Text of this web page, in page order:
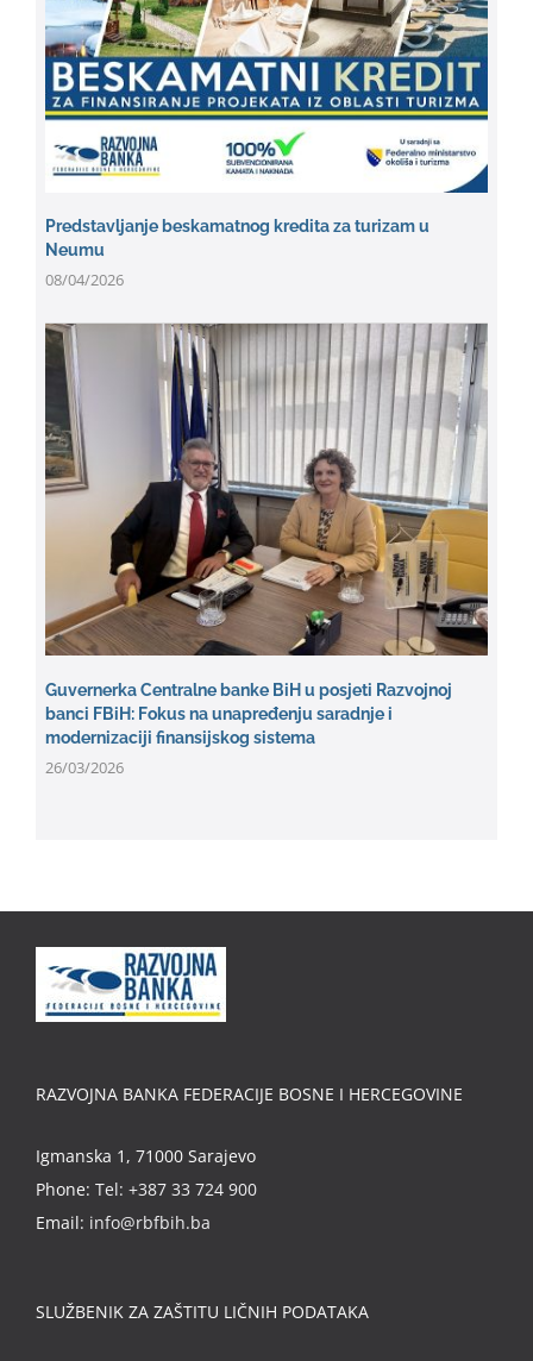
Predstavljanje beskamatnog kredita za turizam u
Neumu
08/04/2026
Guvernerka Centralne banke BiH u posjeti Razvojnoj
banci FBiH: Fokus na unapređenju saradnje i
modernizaciji finansijskog sistema
26/03/2026
RAZVOJNA BANKA FEDERACIJE BOSNE I HERCEGOVINE
Igmanska 1, 71000 Sarajevo
Phone: Tel: +387 33 724 900
Email: info@rbfbih.ba
SLUŽBENIK ZA ZAŠTITU LIČNIH PODATAKA